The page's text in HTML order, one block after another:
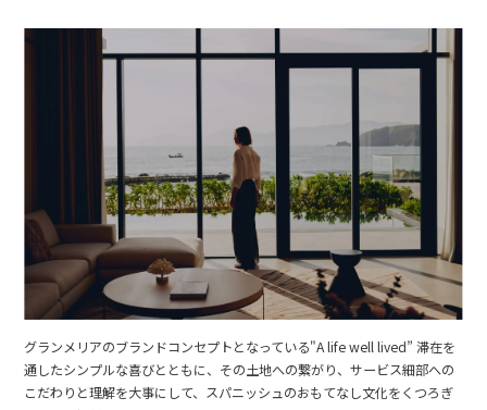
グランメリアのブランドコンセプトとなっている"A life well lived” 滞在を
通したシンプルな喜びとともに、その土地への繋がり、サービス細部への
こだわりと理解を大事にして、スパニッシュのおもてなし文化をくつろぎ